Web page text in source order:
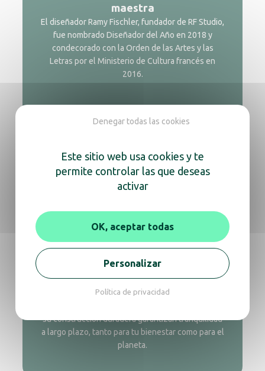
maestra
El diseñador Ramy Fischler, fundador de RF Studio,
fue nombrado Diseñador del Año en 2018 y
condecorado con la Orden de las Artes y las
Letras por el Ministerio de Cultura francés en
2016.
Salud y sostenibilidad, sin
complicaciones
Además, Shield® no necesita consumibles ni
cambios de filtro: es fácil de usar y respetuoso
su construcción duradera garantizan tranquilidad
a largo plazo, tanto para tu bienestar como para el
planeta.
Este sitio web usa cookies y te
permite controlar las que deseas
activar
OK, aceptar todas
Denegar todas las cookies
Personalizar
Política de privacidad